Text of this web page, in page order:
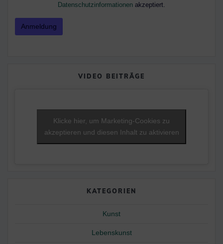
Datenschutzinformationen akzeptiert.
VIDEO BEITRÄGE
Klicke hier, um Marketing-Cookies zu
akzeptieren und diesen Inhalt zu aktivieren
KATEGORIEN
Kunst
Lebenskunst